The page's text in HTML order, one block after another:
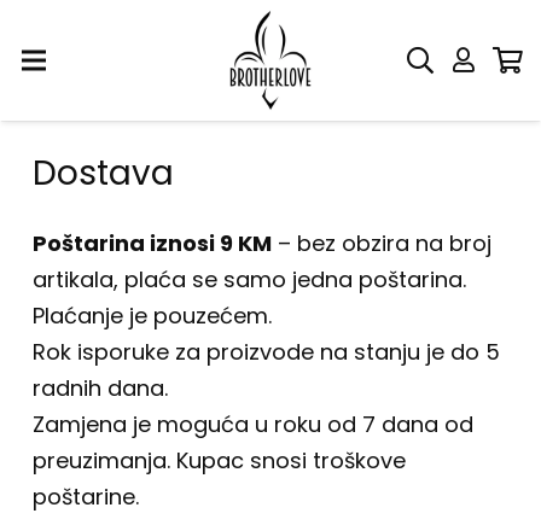
Dostava
Poštarina iznosi 9 KM – bez obzira na broj
artikala, plaća se samo jedna poštarina.
Plaćanje je pouzećem.
Rok isporuke za proizvode na stanju je do 5
radnih dana.
Zamjena je moguća u roku od 7 dana od
preuzimanja. Kupac snosi troškove
poštarine.